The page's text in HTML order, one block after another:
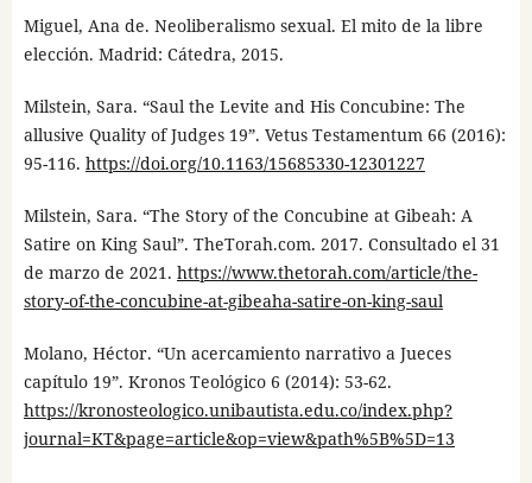
Miguel, Ana de. Neoliberalismo sexual. El mito de la libre
elección. Madrid: Cátedra, 2015.
Milstein, Sara. “Saul the Levite and His Concubine: The
allusive Quality of Judges 19”. Vetus Testamentum 66 (2016):
95-116. https://doi.org/10.1163/15685330-12301227
Milstein, Sara. “The Story of the Concubine at Gibeah: A
Satire on King Saul”. TheTorah.com. 2017. Consultado el 31
de marzo de 2021. https://www.thetorah.com/article/the-
story-of-the-concubine-at-gibeaha-satire-on-king-saul
Molano, Héctor. “Un acercamiento narrativo a Jueces
capítulo 19”. Kronos Teológico 6 (2014): 53-62.
https://kronosteologico.unibautista.edu.co/index.php?
journal=KT&page=article&op=view&path%5B%5D=13